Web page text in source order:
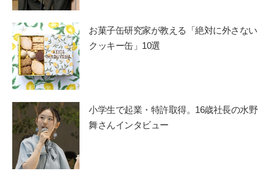
お菓子缶研究家が教える「絶対に外さない
クッキー缶」10選
小学生で起業・特許取得。16歳社長の水野
舞さんインタビュー